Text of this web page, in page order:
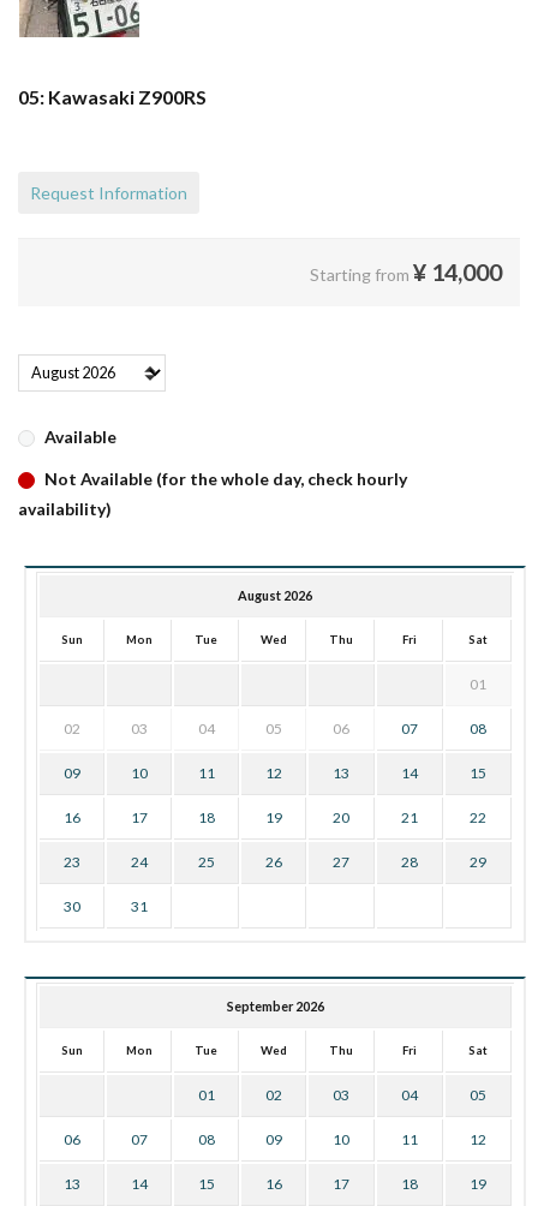
05: Kawasaki Z900RS
Request Information
Starting from ¥ 14,000
Available
Not Available (for the whole day, check hourly
availability)
August 2026
Sun Mon Tue Wed Thu Fri Sat
01
02 03 04 05 06 07 08
09 10 11 12 13 14 15
16 17 18 19 20 21 22
23 24 25 26 27 28 29
30 31
September 2026
Sun Mon Tue Wed Thu Fri Sat
01 02 03 04 05
06 07 08 09 10 11 12
13 14 15 16 17 18 19